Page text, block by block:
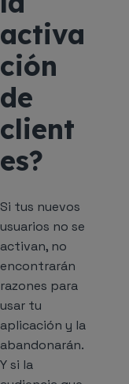
activa
ción
de
client
es?
Si tus nuevos
usuarios no se
activan, no
encontrarán
razones para
usar tu
aplicación y la
abandonarán.
Y si la